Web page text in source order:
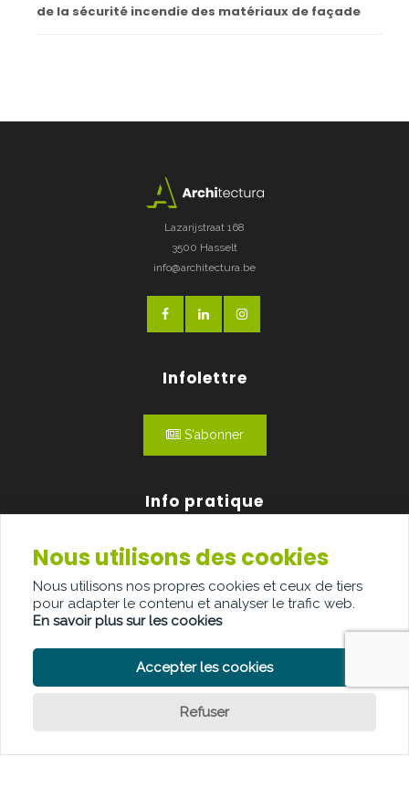
de la sécurité incendie des matériaux de façade
Lazarijstraat 168
3500 Hasselt
info@architectura.be
Infolettre
S'abonner
Info pratique
Qui sommes-nous?
Publicité
Contact
Nous utilisons des cookies
Nous utilisons nos propres cookies et ceux de tiers
pour adapter le contenu et analyser le trafic web.
En savoir plus sur les cookies
Accepter les cookies
Refuser